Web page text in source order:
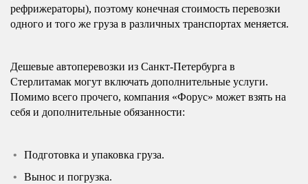
рефрижераторы), поэтому конечная стоимость перевозки
одного и того же груза в различных транспортах меняется.
Дешевые автоперевозки из Санкт-Петербурга в
Стерлитамак могут включать дополнительные услуги.
Помимо всего прочего, компания «Форус» может взять на
себя и дополнительные обязанности:
Подготовка и упаковка груза.
Вынос и погрузка.